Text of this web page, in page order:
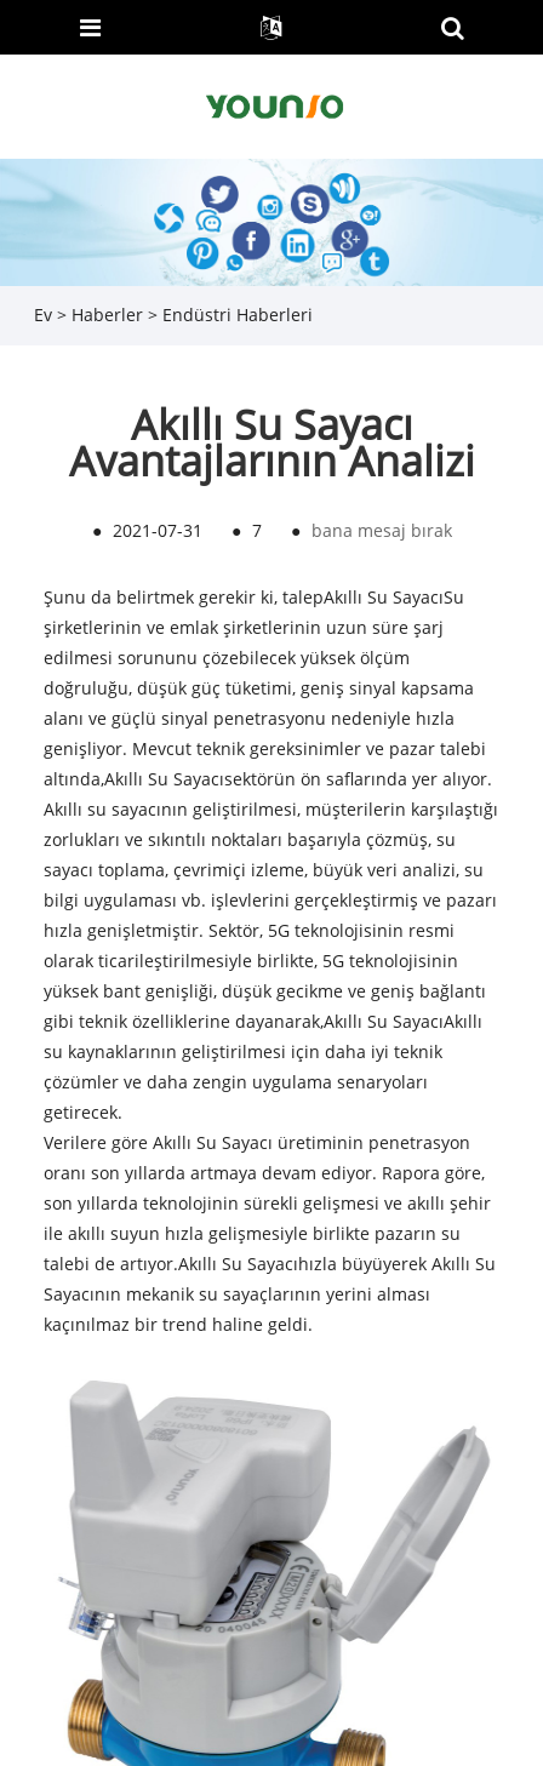
Ev > Haberler> Endüstri Haberleri
Akıllı Su Sayacı
Avantajlarının Analizi
● 2021-07-31 ● 7 ● bana mesaj bırak
Şunu da belirtmek gerekir ki, talepAkıllı Su SayacıSu
şirketlerinin ve emlak şirketlerinin uzun süre şarj
edilmesi sorununu çözebilecek yüksek ölçüm
doğruluğu, düşük güç tüketimi, geniş sinyal kapsama
alanı ve güçlü sinyal penetrasyonu nedeniyle hızla
genişliyor. Mevcut teknik gereksinimler ve pazar talebi
altında,Akıllı Su Sayacısektörün ön saflarında yer alıyor.
Akıllı su sayacının geliştirilmesi, müşterilerin karşılaştığı
zorlukları ve sıkıntılı noktaları başarıyla çözmüş, su
sayacı toplama, çevrimiçi izleme, büyük veri analizi, su
bilgi uygulaması vb. işlevlerini gerçekleştirmiş ve pazarı
hızla genişletmiştir. Sektör, 5G teknolojisinin resmi
olarak ticarileştirilmesiyle birlikte, 5G teknolojisinin
yüksek bant genişliği, düşük gecikme ve geniş bağlantı
gibi teknik özelliklerine dayanarak,Akıllı Su SayacıAkıllı
su kaynaklarının geliştirilmesi için daha iyi teknik
çözümler ve daha zengin uygulama senaryoları
getirecek.
Verilere göre Akıllı Su Sayacı üretiminin penetrasyon
oranı son yıllarda artmaya devam ediyor. Rapora göre,
son yıllarda teknolojinin sürekli gelişmesi ve akıllı şehir
ile akıllı suyun hızla gelişmesiyle birlikte pazarın su
talebi de artıyor.Akıllı Su Sayacıhızla büyüyerek Akıllı Su
Sayacının mekanik su sayaçlarının yerini alması
kaçınılmaz bir trend haline geldi.